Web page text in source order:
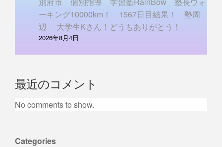
ーキング10000km！ 1567日目結果！ 塾周
辺 大学生Kさん！どうもありがとう！
2026年8月4日
最近のコメント
No comments to show.
Categories